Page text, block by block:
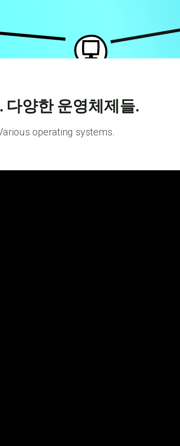
다양한 운영체제들.
operating systems.